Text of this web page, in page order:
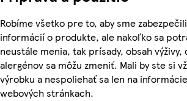
Robíme všetko pre to, aby sme
informácií o produkte, ale nakoľko sa
neustále menia, tak prísady, obsah výživy,
alergénov sa môžu zmeniť. Mali by ste si
výrobku a nespoliehať sa len na
webových stránkach.